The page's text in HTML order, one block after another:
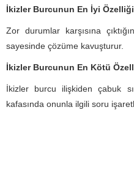
İkizler Burcunun En İyi
Zor durumlar karşısına
sayesinde çözüme kavuşturur.
İkizler Burcunun En Kötü
İkizler burcu ilişkiden çabuk
kafasında onunla ilgili soru